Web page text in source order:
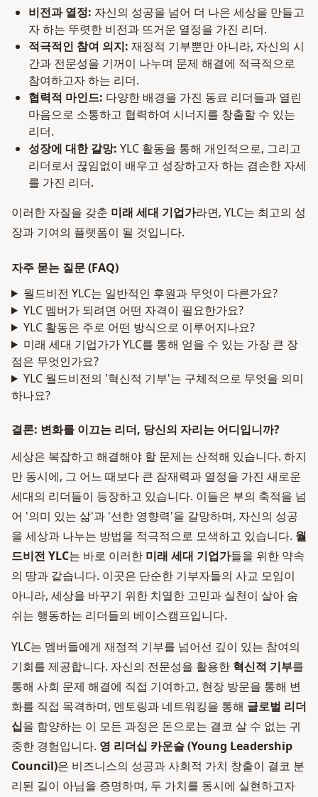
비전과 열정: 자신의 성공을 넘어 더 나은 세상을 만들고
자 하는 뚜렷한 비전과 뜨거운 열정을 가진 리더.
적극적인 참여 의지: 재정적 기부뿐만 아니라, 자신의 시
간과 전문성을 기꺼이 나누며 문제 해결에 적극적으로
참여하고자 하는 리더.
협력적 마인드: 다양한 배경을 가진 동료 리더들과 열린
마음으로 소통하고 협력하여 시너지를 창출할 수 있는
리더.
성장에 대한 갈망: YLC 활동을 통해 개인적으로, 그리고
리더로서 끊임없이 배우고 성장하고자 하는 겸손한 자세
를 가진 리더.
이러한 자질을 갖춘 미래 세대 기업가라면, YLC는 최고의 성
장과 기여의 플랫폼이 될 것입니다.
자주 묻는 질문 (FAQ)
월드비전 YLC는 일반적인 후원과 무엇이 다른가요?
YLC 멤버가 되려면 어떤 자격이 필요한가요?
YLC 활동은 주로 어떤 방식으로 이루어지나요?
미래 세대 기업가가 YLC를 통해 얻을 수 있는 가장 큰 장
점은 무엇인가요?
YLC 월드비전의 '혁신적 기부'는 구체적으로 무엇을 의미
하나요?
결론: 변화를 이끄는 리더, 당신의 자리는 어디입니까?
세상은 복잡하고 해결해야 할 문제는 산적해 있습니다. 하지
만 동시에, 그 어느 때보다 큰 잠재력과 열정을 가진 새로운
세대의 리더들이 등장하고 있습니다. 이들은 부의 축적을 넘
어 '의미 있는 삶'과 '선한 영향력'을 갈망하며, 자신의 성공
을 세상과 나누는 방법을 적극적으로 모색하고 있습니다. 월
드비전 YLC는 바로 이러한 미래 세대 기업가들을 위한 약속
의 땅과 같습니다. 이곳은 단순한 기부자들의 사교 모임이
아니라, 세상을 바꾸기 위한 치열한 고민과 실천이 살아 숨
쉬는 행동하는 리더들의 베이스캠프입니다.
YLC는 멤버들에게 재정적 기부를 넘어선 깊이 있는 참여의
기회를 제공합니다. 자신의 전문성을 활용한 혁신적 기부를
통해 사회 문제 해결에 직접 기여하고, 현장 방문을 통해 변
화를 직접 목격하며, 멘토링과 네트워킹을 통해 글로벌 리더
십을 함양하는 이 모든 과정은 돈으로는 결코 살 수 없는 귀
중한 경험입니다. 영 리더십 카운슬 (Young Leadership
Council)은 비즈니스의 성공과 사회적 가치 창출이 결코 분
리된 길이 아님을 증명하며, 두 가치를 동시에 실현하고자